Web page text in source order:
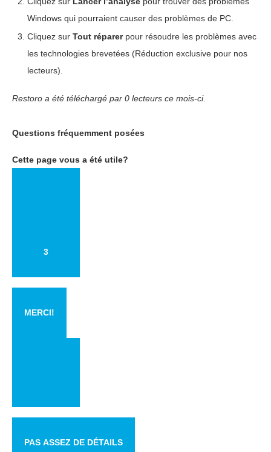
Windows qui pourraient causer des problèmes de PC.
Cliquez sur Tout réparerpour résoudre les problèmes avec
les technologies brevetées (Réduction exclusive pour nos
lecteurs).
Restoro a été téléchargé par 0 lecteurs ce mois-ci.
Questions fréquemment posées
Cette page vous a été utile?
3
MERCI!
PAS ASSEZ DE DÉTAILS